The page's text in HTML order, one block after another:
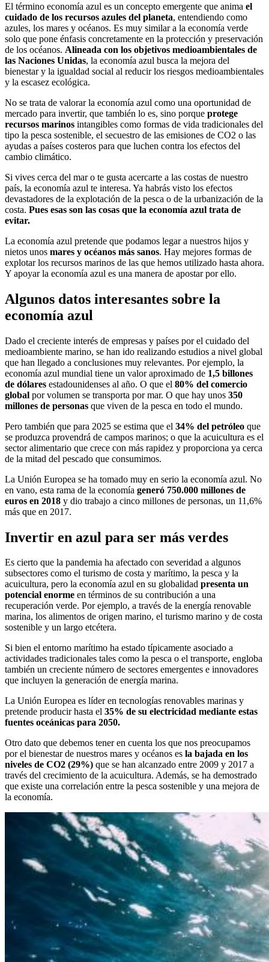
El término economía azul es un concepto emergente que anima el
cuidado de los recursos azules del planeta, entendiendo como
azules, los mares y océanos. Es muy similar a la economía verde
solo que pone énfasis concretamente en la protección y preservación
de los océanos. Alineada con los objetivos medioambientales de
las Naciones Unidas, la economía azul busca la mejora del
bienestar y la igualdad social al reducir los riesgos medioambientales
y la escasez ecológica.
No se trata de valorar la economía azul como una oportunidad de
mercado para invertir, que también lo es, sino porque protege
recursos marinos intangibles como formas de vida tradicionales del
tipo la pesca sostenible, el secuestro de las emisiones de CO2 o las
ayudas a países costeros para que luchen contra los efectos del
cambio climático.
Si vives cerca del mar o te gusta acercarte a las costas de nuestro
país, la economía azul te interesa. Ya habrás visto los efectos
devastadores de la explotación de la pesca o de la urbanización de la
costa. Pues esas son las cosas que la economía azul trata de
evitar.
La economía azul pretende que podamos legar a nuestros hijos y
nietos unos mares y océanos más sanos. Hay mejores formas de
explotar los recursos marinos de las que hemos utilizado hasta ahora.
Y apoyar la economía azul es una manera de apostar por ello.
Algunos datos interesantes sobre la
economía azul
Dado el creciente interés de empresas y países por el cuidado del
medioambiente marino, se han ido realizando estudios a nivel global
que han llegado a conclusiones muy relevantes. Por ejemplo, la
economía azul mundial tiene un valor aproximado de 1,5 billones
de dólares estadounidenses al año. O que el 80% del comercio
global por volumen se transporta por mar. O que hay unos 350
millones de personas que viven de la pesca en todo el mundo.
Pero también que para 2025 se estima que el 34% del petróleo que
se produzca provendrá de campos marinos; o que la acuicultura es el
sector alimentario que crece con más rapidez y proporciona ya cerca
de la mitad del pescado que consumimos.
La Unión Europea se ha tomado muy en serio la economía azul. No
en vano, esta rama de la economía generó 750.000 millones de
euros en 2018 y dio trabajo a cinco millones de personas, un 11,6%
más que en 2017.
Invertir en azul para ser más verdes
Es cierto que la pandemia ha afectado con severidad a algunos
subsectores como el turismo de costa y marítimo, la pesca y la
acuicultura, pero la economía azul en su globalidad presenta un
potencial enorme en términos de su contribución a una
recuperación verde. Por ejemplo, a través de la energía renovable
marina, los alimentos de origen marino, el turismo marino y de costa
sostenible y un largo etcétera.
Si bien el entorno marítimo ha estado típicamente asociado a
actividades tradicionales tales como la pesca o el transporte, engloba
también un creciente número de sectores emergentes e innovadores
que incluyen la generación de energía marina.
La Unión Europea es líder en tecnologías renovables marinas y
pretende producir hasta el 35% de su electricidad mediante estas
fuentes oceánicas para 2050.
Otro dato que debemos tener en cuenta los que nos preocupamos
por el bienestar de nuestros mares y océanos es la bajada en los
niveles de CO2 (29%) que se han alcanzado entre 2009 y 2017 a
través del crecimiento de la acuicultura. Además, se ha demostrado
que existe una correlación entre la pesca sostenible y una mejora de
la economía.